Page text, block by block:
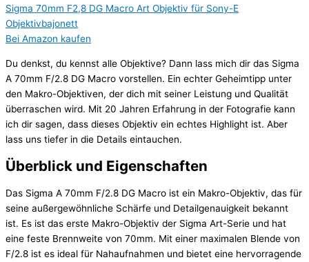
Sigma 70mm F2,8 DG Macro Art Objektiv für Sony-E
Objektivbajonett
Bei Amazon kaufen
Du denkst, du kennst alle Objektive? Dann lass mich dir das Sigma
A 70mm F/2.8 DG Macro vorstellen. Ein echter Geheimtipp unter
den Makro-Objektiven, der dich mit seiner Leistung und Qualität
überraschen wird. Mit 20 Jahren Erfahrung in der Fotografie kann
ich dir sagen, dass dieses Objektiv ein echtes Highlight ist. Aber
lass uns tiefer in die Details eintauchen.
Überblick und Eigenschaften
Das Sigma A 70mm F/2.8 DG Macro ist ein Makro-Objektiv, das für
seine außergewöhnliche Schärfe und Detailgenauigkeit bekannt
ist. Es ist das erste Makro-Objektiv der Sigma Art-Serie und hat
eine feste Brennweite von 70mm. Mit einer maximalen Blende von
F/2.8 ist es ideal für Nahaufnahmen und bietet eine hervorragende